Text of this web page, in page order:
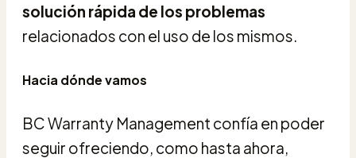
solución rápida de los problemas
relacionados con el uso de los mismos.
Hacia dónde vamos
BC Warranty Management confía en poder
seguir ofreciendo, como hasta ahora,